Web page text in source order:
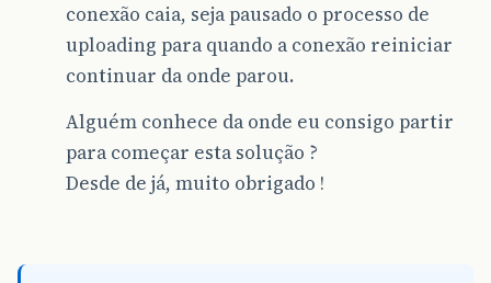
conexão caia, seja pausado o processo de
uploading para quando a conexão reiniciar
continuar da onde parou.
Alguém conhece da onde eu consigo partir
para começar esta solução ?
Desde de já, muito obrigado !